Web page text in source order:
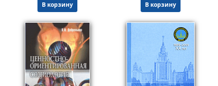
В корзину В корзину